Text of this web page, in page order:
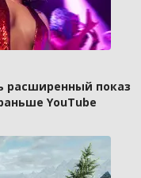
расширенный показ
YouTube